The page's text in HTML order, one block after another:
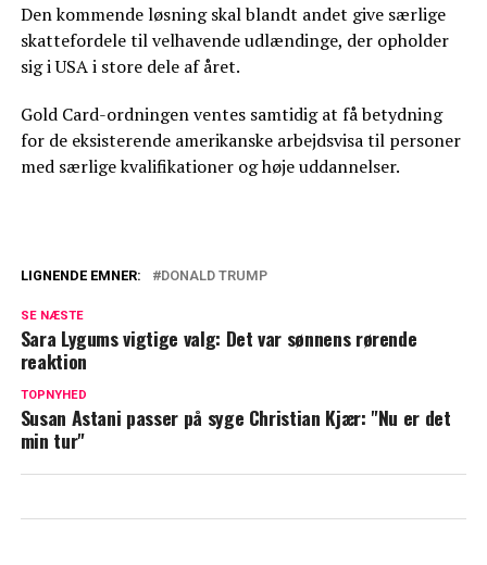
Den kommende løsning skal blandt andet give særlige
skattefordele til velhavende udlændinge, der opholder
sig i USA i store dele af året.
Gold Card-ordningen ventes samtidig at få betydning
for de eksisterende amerikanske arbejdsvisa til personer
med særlige kvalifikationer og høje uddannelser.
konsekvenser for Meghan og Harry: Her
er årsagen
Trumps indsættelse: Dobbeltmoralsk!
LIGNENDE EMNER: DONALD TRUMP
SE NÆSTE
Sara Lygums vigtige valg: Det var sønnens rørende
reaktion
TOPNYHED
Susan Astani passer på syge Christian Kjær: "Nu er det
min tur"